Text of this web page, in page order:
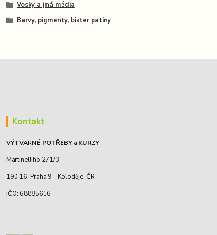
Vosky a jiná média
Barvy, pigmenty, bister patiny
Kontakt
VÝTVARNÉ POTŘEBY a KURZY
Martinelliho 271/3
190 16, Praha 9 - Koloděje, ČR
IČO: 68885636